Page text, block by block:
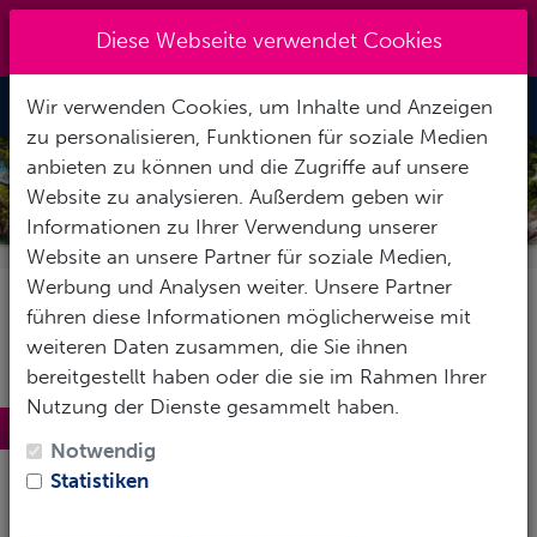
info@tauchzentrale.de
Toggle
KOH KOOD
Koh Kood ist eine
Diese Webseite verwendet Cookies
Wir verwenden Cookies, um Inhalte und Anzeigen
zu personalisieren, Funktionen für soziale Medien
anbieten zu können und die Zugriffe auf unsere
Website zu analysieren. Außerdem geben wir
Informationen zu Ihrer Verwendung unserer
Website an unsere Partner für soziale Medien,
Werbung und Analysen weiter. Unsere Partner
führen diese Informationen möglicherweise mit
weiteren Daten zusammen, die Sie ihnen
bereitgestellt haben oder die sie im Rahmen Ihrer
Nutzung der Dienste gesammelt haben.
Notwendig
Statistiken